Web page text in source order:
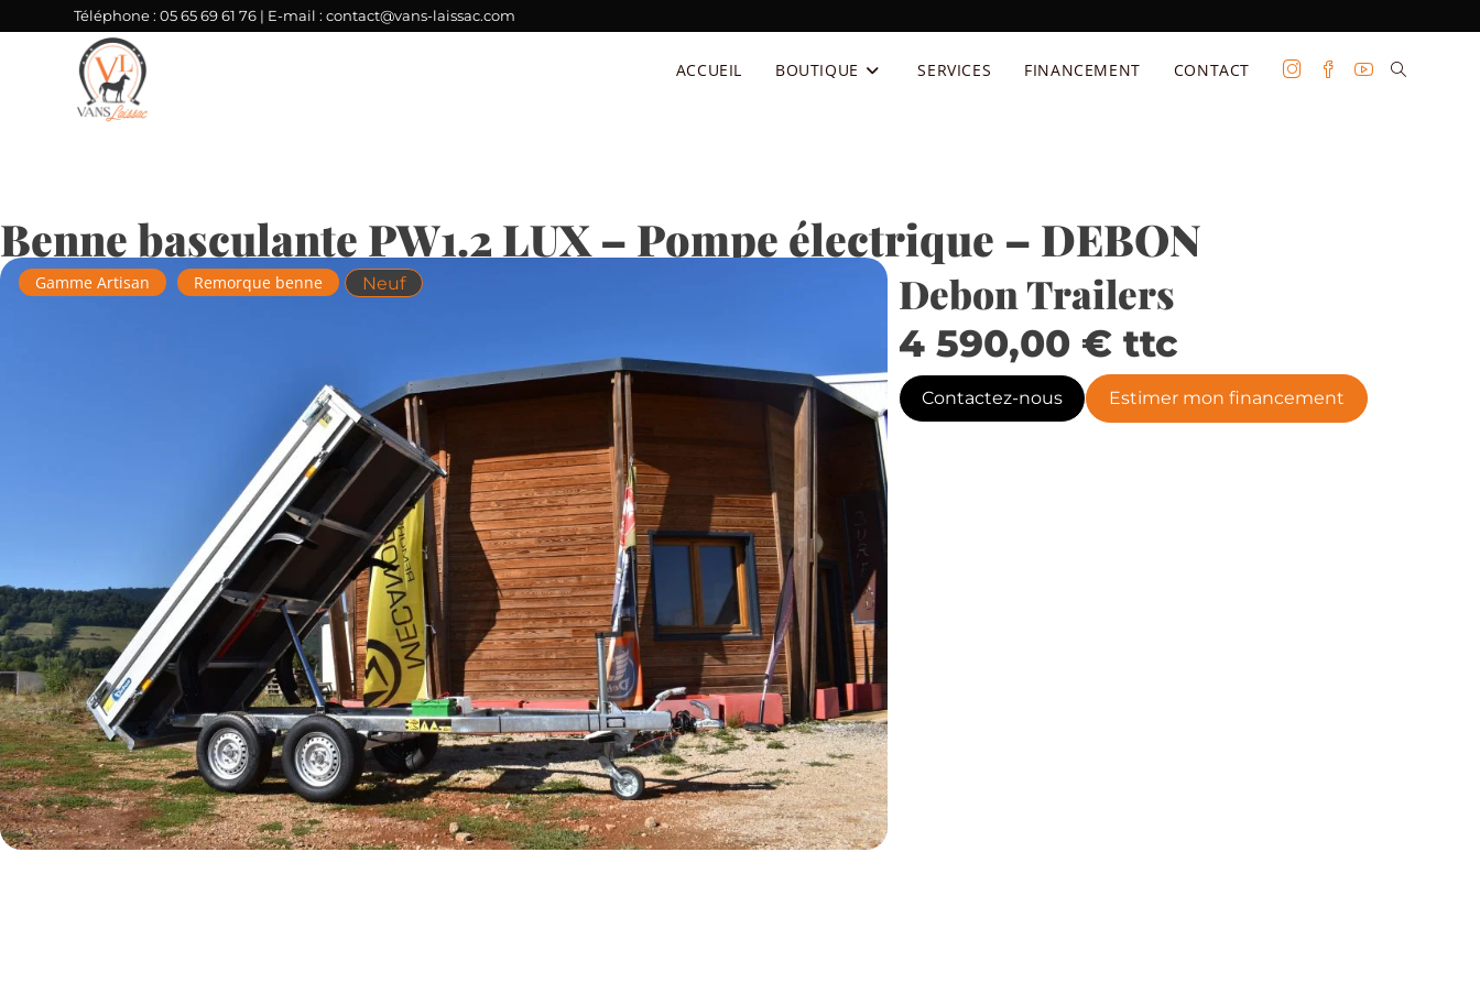
Téléphone :05 65 69 61 76 | E-mail :contact@vans-laissac.com
ACCUEIL BOUTIQUE SERVICES FINANCEMENT CONTACT
Benne basculante PW1.2 LUX – Pompe électrique – DEBON
Gamme Artisan Remorque benne Neuf Debon Trailers
4 590,00 € ttc
Contactez-nous Estimer mon financement